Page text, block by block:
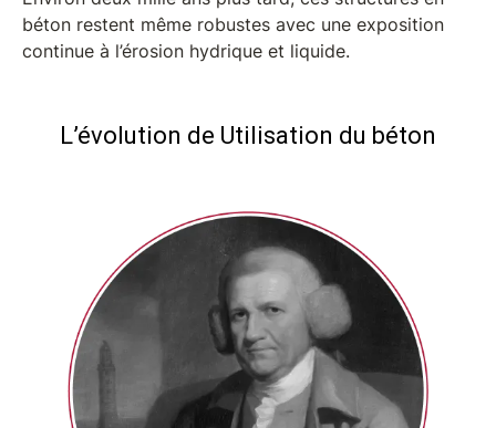
béton restent même robustes avec une exposition
continue à l’érosion hydrique et liquide.
L’évolution de Utilisation du béton